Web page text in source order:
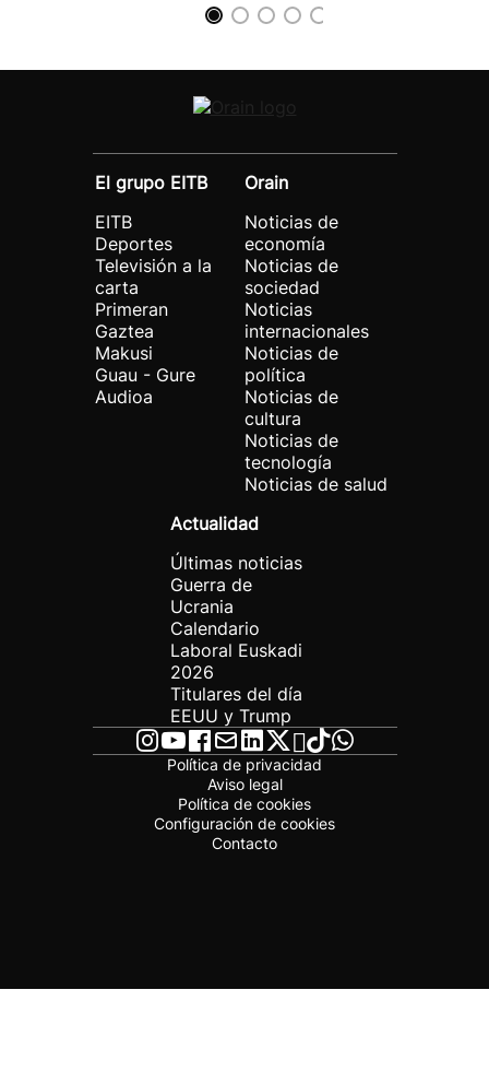
El grupo EITB
EITB
Deportes
Televisión a la
carta
Primeran
Gaztea
Makusi
Guau - Gure
Audioa
Orain
Noticias de
economía
Noticias de
sociedad
Noticias
internacionales
Noticias de
política
Noticias de
cultura
Noticias de
tecnología
Noticias de salud
Actualidad
Últimas noticias
Guerra de
Ucrania
Calendario
Laboral Euskadi
2026
Titulares del día
EEUU y Trump
Política de privacidad
Aviso legal
Política de cookies
Configuración de cookies
Contacto